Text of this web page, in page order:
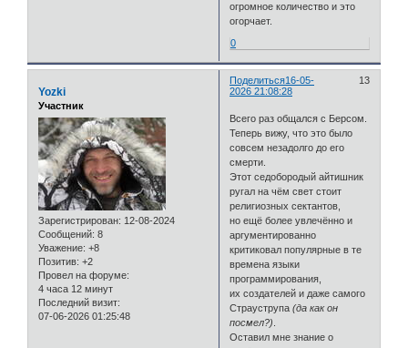
огромное количество и это
огорчает.
0
Поделиться 13
16-05-
2026 21:08:28
Yozki
Участник
Зарегистрирован: 12-08-2024
Сообщений: 8
Уважение: +8
Позитив: +2
Провел на форуме:
4 часа 12 минут
Последний визит:
07-06-2026 01:25:48
Всего раз общался с Берсом.
Теперь вижу, что это было
совсем незадолго до его
смерти.
Этот седобородый айтишник
ругал на чём свет стоит
религиозных сектантов,
но ещё более увлечённо и
аргументированно
критиковал популярные в те
времена языки
программирования,
их создателей и даже самого
Страуструпа(да как он
посмел?)
Оставил мне знание о